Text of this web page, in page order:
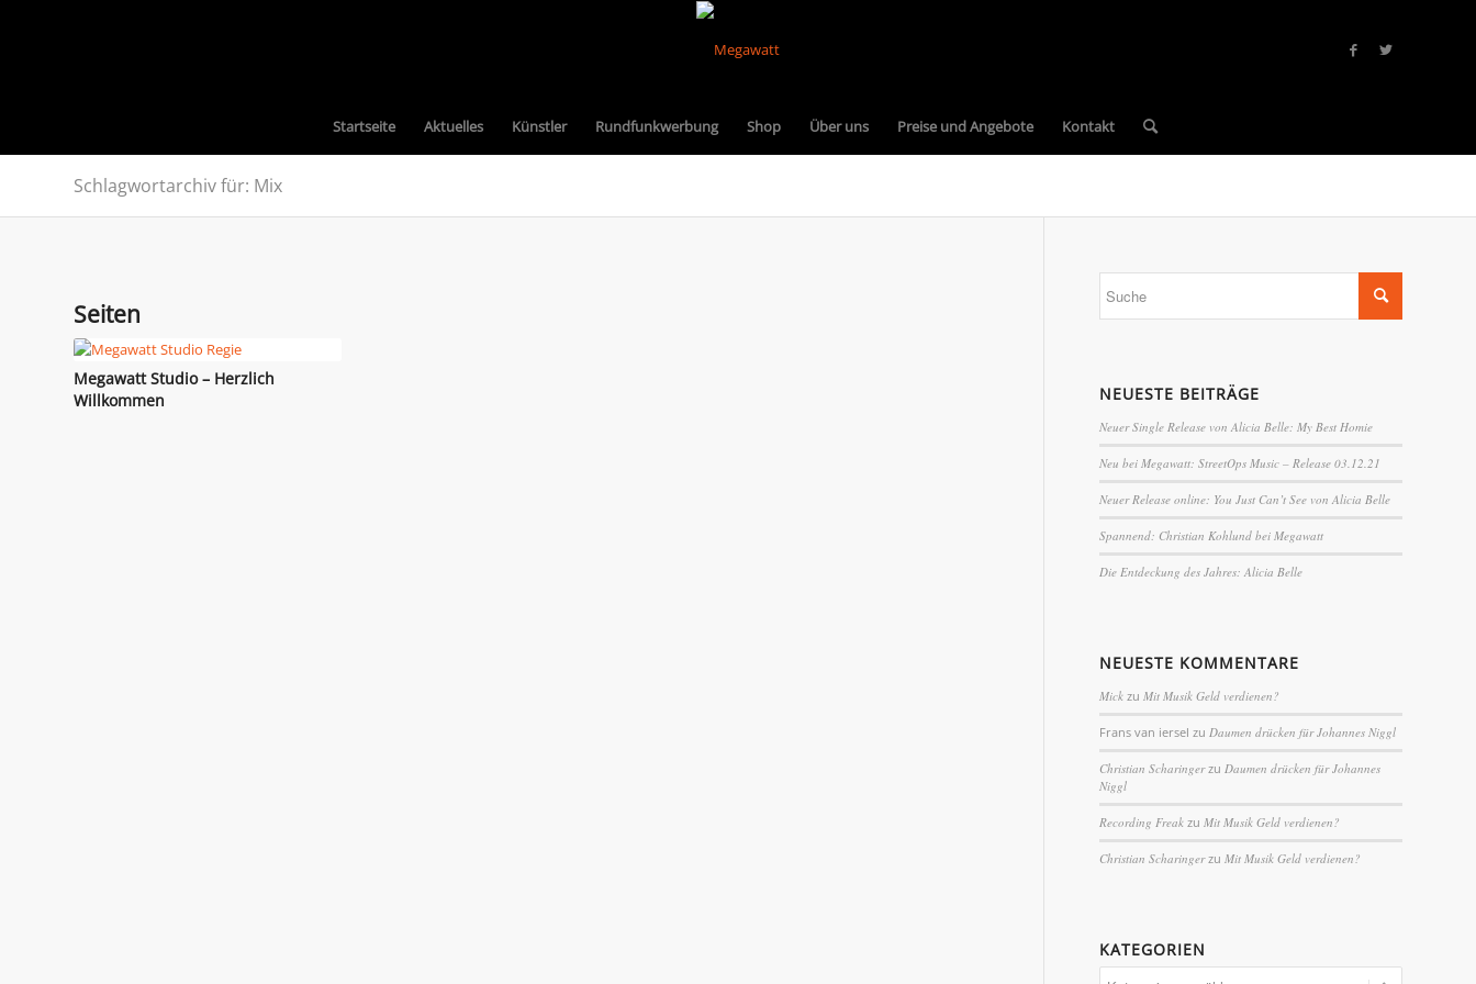
Startseite Aktuelles Künstler Rundfunkwerbung Shop Über uns Preise und Angebote Kontakt
Schlagwortarchiv für: Mix
Seiten
Megawatt Studio – Herzlich
Willkommen
NEUESTE BEITRÄGE
Neuer Single Release von Alicia Belle: My Best Homie
Neu bei Megawatt: StreetOps Music – Release 03.12.21
Neuer Release online: You Just Can’t See von Alicia Belle
Spannend: Christian Kohlund bei Megawatt
Die Entdeckung des Jahres: Alicia Belle
NEUESTE KOMMENTARE
Mick zuMit Musik Geld verdienen?
Frans van iersel zuDaumen drücken für Johannes Niggl
Christian ScharingerzuDaumen drücken für Johannes
Niggl
Recording Freak zuMit Musik Geld verdienen?
Christian ScharingerzuMit Musik Geld verdienen?
KATEGORIEN